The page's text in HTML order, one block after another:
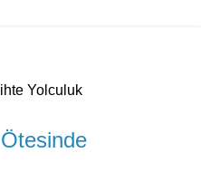
Yolculuk
Ötesinde